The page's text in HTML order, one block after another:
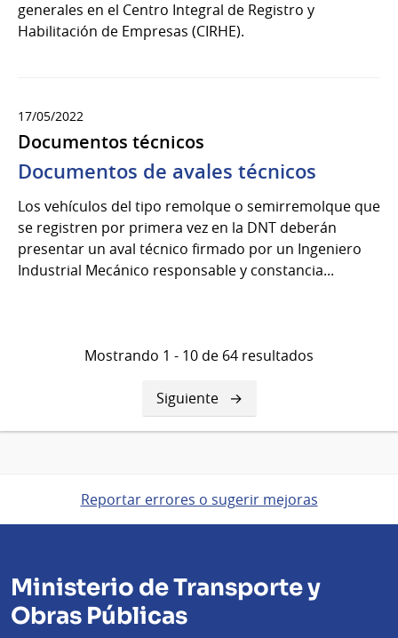
generales en el Centro Integral de Registro y
Habilitación de Empresas (CIRHE).
17/05/2022
Documentos técnicos
Documentos de avales técnicos
Los vehículos del tipo remolque o semirremolque que
se registren por primera vez en la DNT deberán
presentar un aval técnico firmado por un Ingeniero
Industrial Mecánico responsable y constancia...
Mostrando 1 - 10 de 64 resultados
Siguiente
página
Siguiente
Reportar errores o sugerir mejoras
Ministerio de Transporte y
Obras Públicas